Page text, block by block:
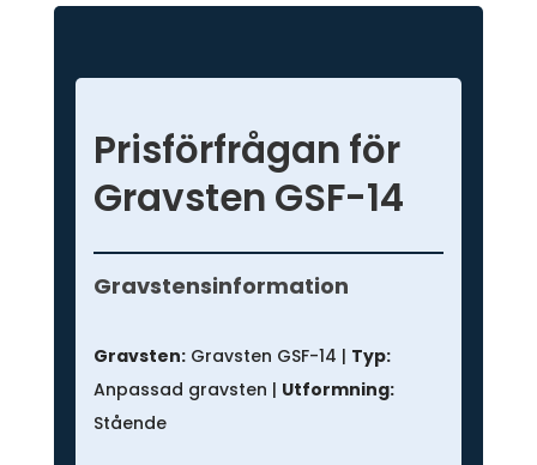
Prisförfrågan för
Gravsten GSF-14
Prisförfrågan
-
gravsten
Gravstensinformation
Gravsten:Gravsten GSF-14 | Typ:
Anpassad gravsten | Utformning:
Stående